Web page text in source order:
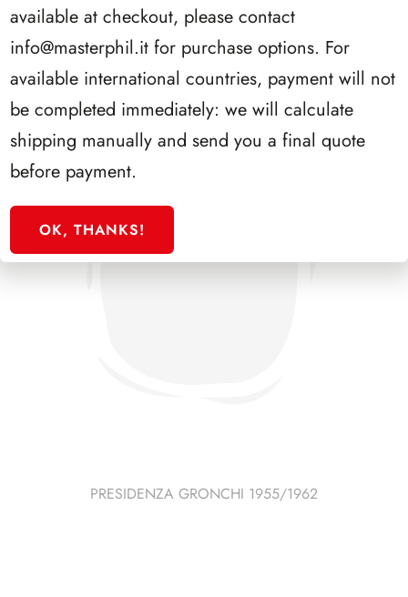
PRESIDENZA GRONCHI 1955/1962
available at checkout, please contact
info@masterphil.it for purchase options. For
available international countries, payment will not
be completed immediately: we will calculate
shipping manually and send you a final quote
before payment.
OK, THANKS!